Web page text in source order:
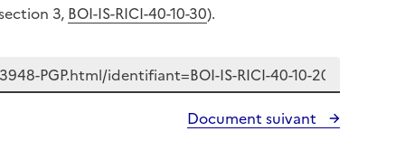
3, BOI-IS-RICI-40-10-30).
Document suivant